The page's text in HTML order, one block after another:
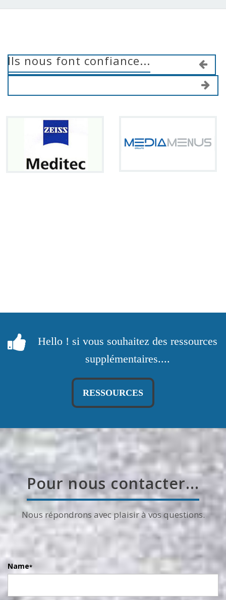
Ils nous font confiance...
Hello ! si vous souhaitez des ressources
supplémentaires....
RESSOURCES
Pour nous contacter...
Nous répondrons avec plaisir à vos questions.
Name*